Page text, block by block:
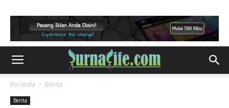
Beranda Berita
Berita